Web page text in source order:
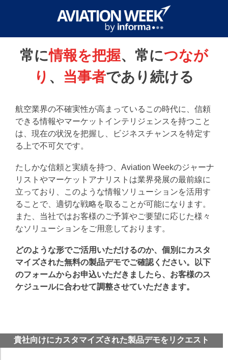
常に情報を把握、常につなが
り 、 当事者であり続ける
航空業界の不確実性が高まっているこの時代に、信頼
できる情報やマーケットインテリジェンスを持つこと
は、現在の状況を把握し、ビジネスチャンスを特定す
る上で不可欠です。
たしかな信頼と実績を持つ、Aviation Weekのジャーナ
リストやマーケットアナリストは業界発展の最前線に
立っており、このような情報ソリューションを活用す
ることで、適切な戦略を取ることが可能になります。
また、当社ではお客様のご予算やご要望に応じた様々
なソリューションをご用意しております。
どのような形でご活用いただけるのか、個別にカスタ
マイズされた無料の製品デモでご確認ください。以下
のフォームからお申込いただきましたら、お客様のス
ケジュールに合わせて調整させていただきます。
貴社向けにカスタマイズされた製品デモをリクエスト